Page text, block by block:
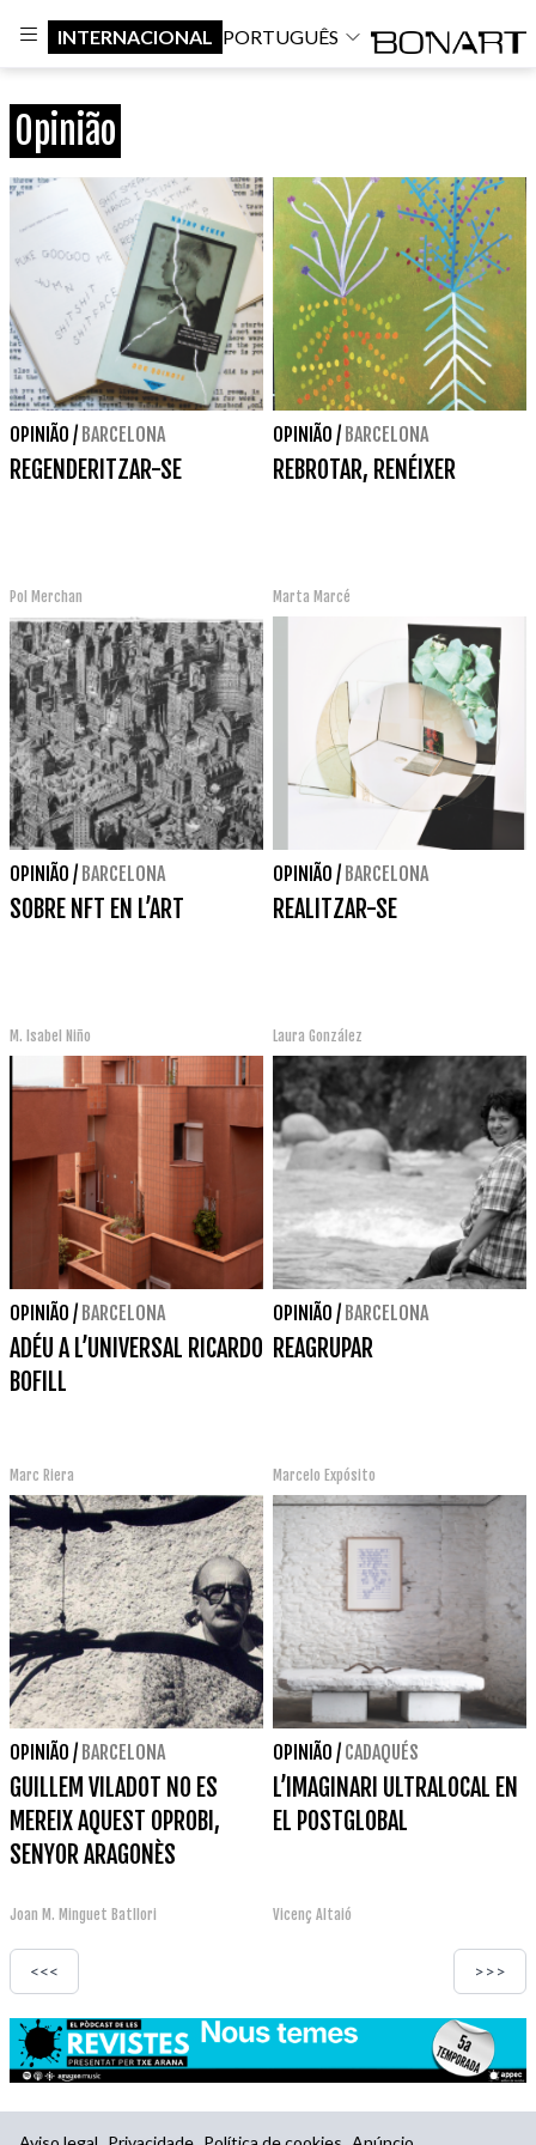
INTERNACIONAL PORTUGUÊS
Opinião
OPINIÃO / BARCELONA
REGENDERITZAR-SE
Pol Merchan
OPINIÃO / BARCELONA
REBROTAR, RENÉIXER
Marta Marcé
OPINIÃO / BARCELONA
SOBRE NFT EN L’ART
M. Isabel Niño
OPINIÃO / BARCELONA
REALITZAR-SE
Laura González
OPINIÃO / BARCELONA
ADÉU A L’UNIVERSAL RICARDO
BOFILL
Marc Riera
OPINIÃO / BARCELONA
REAGRUPAR
Marcelo Expósito
OPINIÃO / BARCELONA
GUILLEM VILADOT NO ES
MEREIX AQUEST OPROBI,
SENYOR ARAGONÈS
Joan M. Minguet Batllori
OPINIÃO / CADAQUÉS
L’IMAGINARI ULTRALOCAL EN
EL POSTGLOBAL
Vicenç Altaió
<<< >>>